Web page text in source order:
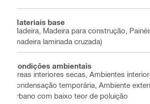
Materiais base
Madeira, Madeira para construção,
(madeira laminada cruzada)
Condições ambientais
Áreas interiores secas, Ambientes
condensação temporária, Ambiente
urbano com baixo teor de poluição